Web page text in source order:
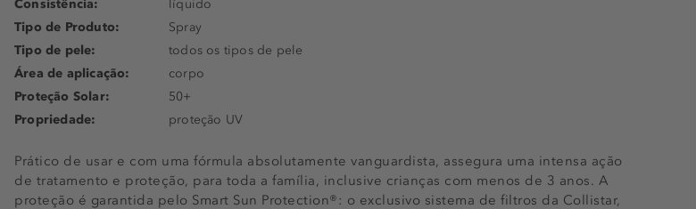
Prático de usar e com uma fórmula absolutamente vanguardista, assegura uma intensa ação
de tratamento e proteção, para toda a família, inclusive crianças com menos de 3 anos. A
proteção é garantida pelo Smart Sun Protection®: o exclusivo sistema de filtros da Collistar,
Consistência:
líquido
Tipo de Produto:
Spray
Tipo de pele:
todos os tipos de pele
Área de aplicação:
corpo
Proteção Solar:
50+
Propriedade:
proteção UV